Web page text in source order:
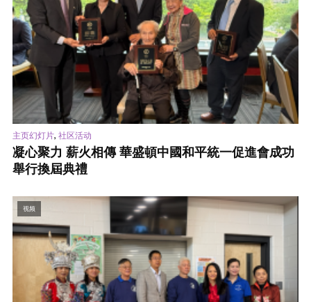
主页幻灯片, 社区活动
凝心聚力 薪火相傳 華盛頓中國和平統一促進會成功
舉行換屆典禮
视频